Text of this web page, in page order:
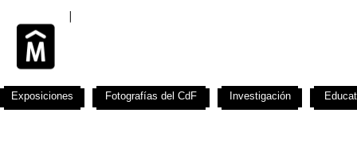
Exposiciones Fotografías del CdF Investigación